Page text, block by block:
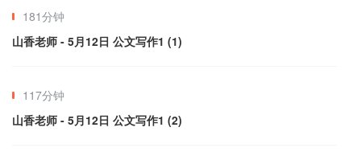
181分钟
山香老师 - 5月12日 公文写作1 (1)
117分钟
山香老师 - 5月12日 公文写作1 (2)